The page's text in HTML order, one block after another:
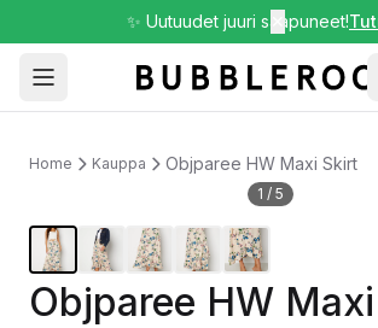
✨ Uutuudet juuri saapuneet!
Home Kauppa Objparee HW Maxi Skirt
1 / 5
Objparee HW